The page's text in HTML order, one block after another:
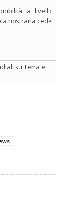
a livello
nostrana cede
su Terra e